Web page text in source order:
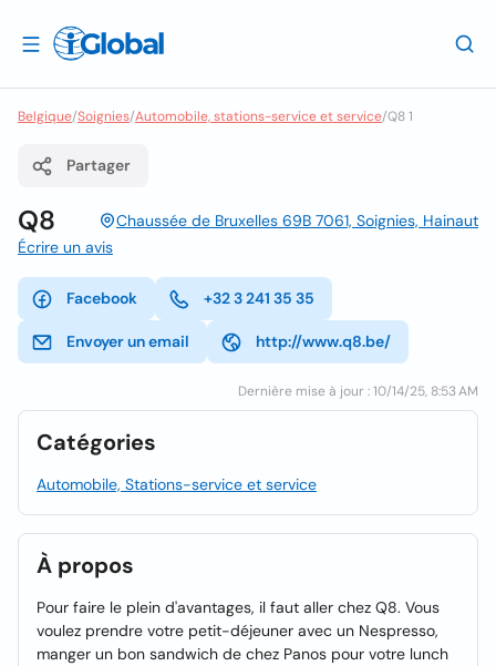
Belgique/Soignies/Automobile, stations-service et service/Q8 1
Partager
Q8
Chaussée de Bruxelles 69B 7061, Soignies, Hainaut
Écrire un avis
Facebook +32 3 241 35 35
Envoyer un email http://www.q8.be/
Dernière mise à jour : 10/14/25, 8:53 AM
Catégories
Automobile, Stations-service et service
À propos
Pour faire le plein d'avantages, il faut aller chez Q8. Vous
voulez prendre votre petit-déjeuner avec un Nespresso,
manger un bon sandwich de chez Panos pour votre lunch